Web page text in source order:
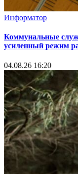
Информатор
Коммунальные
усиленный режим
04.08.26 16:20